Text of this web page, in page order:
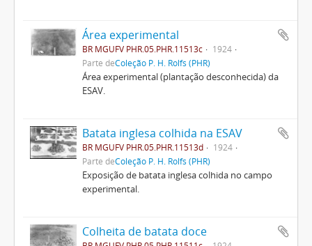
Área experimental
BR MGUFV PHR.05.PHR.11513c
1924
Parte deColeção P. H. Rolfs (PHR)
Área experimental (plantação desconhecida) da
ESAV.
Batata inglesa colhida na ESAV
BR MGUFV PHR.05.PHR.11513d
1924
Parte deColeção P. H. Rolfs (PHR)
Exposição de batata inglesa colhida no campo
experimental.
Colheita de batata doce